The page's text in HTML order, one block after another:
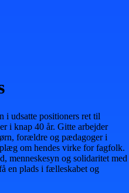
udsatte positioners ret til
i knap 40 år. Gitte arbejder
forældre og pædagoger i
om hendes virke for fagfolk.
menneskesyn og solidaritet med
en plads i fælleskabet og